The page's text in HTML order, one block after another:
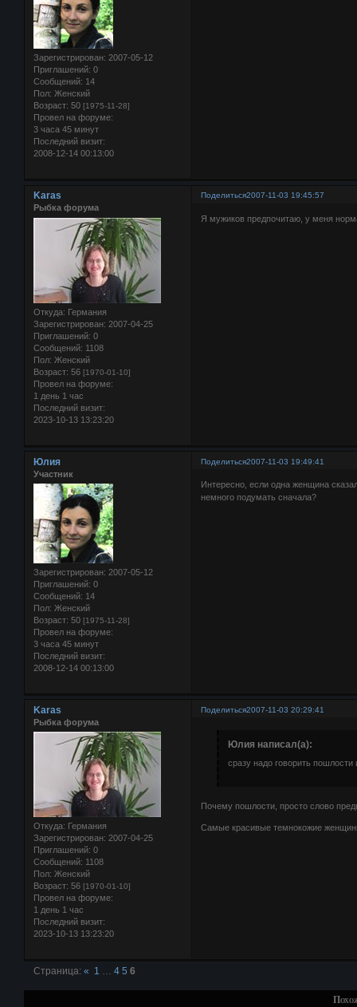
Зарегистрирован: 2007-05-12
Приглашений: 0
Сообщений: 14
Пол: Женский
Возраст: 50 [1975-11-28]
Провел на форуме:
3 часа 45 минут
Последний визит:
2008-12-14 00:13:00
Поделиться2007-11-03 19:45:57
Karas
Рыбка форума
Откуда: Германия
Зарегистрирован: 2007-04-25
Приглашений: 0
Сообщений: 1108
Пол: Женский
Возраст: 56 [1970-01-10]
Провел на форуме:
1 день 1 час
Последний визит:
2023-10-13 13:23:20
Я мужиков предпочитаю, у меня
Поделиться2007-11-03 19:49:41
Юлия
Участник
Зарегистрирован: 2007-05-12
Приглашений: 0
Сообщений: 14
Пол: Женский
Возраст: 50 [1975-11-28]
Провел на форуме:
3 часа 45 минут
Последний визит:
2008-12-14 00:13:00
Интересно, если одна женщина
немного подумать сначала?
Поделиться2007-11-03 20:29:41
Karas
Рыбка форума
Откуда: Германия
Зарегистрирован: 2007-04-25
Приглашений: 0
Сообщений: 1108
Пол: Женский
Возраст: 56 [1970-01-10]
Провел на форуме:
1 день 1 час
Последний визит:
2023-10-13 13:23:20
Юлия написал(а):
сразу надо говорить
Почему пошлости, просто слово
Самые красивые темнокожие
Страница:« 1 … 4 5 6